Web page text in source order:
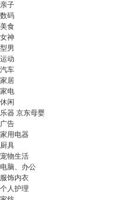
亲子
数码
美食
女神
型男
运动
汽车
家居
家电
休闲
乐器 京东母婴
广告
家用电器
厨具
宠物生活
电脑、办公
服饰内衣
个人护理